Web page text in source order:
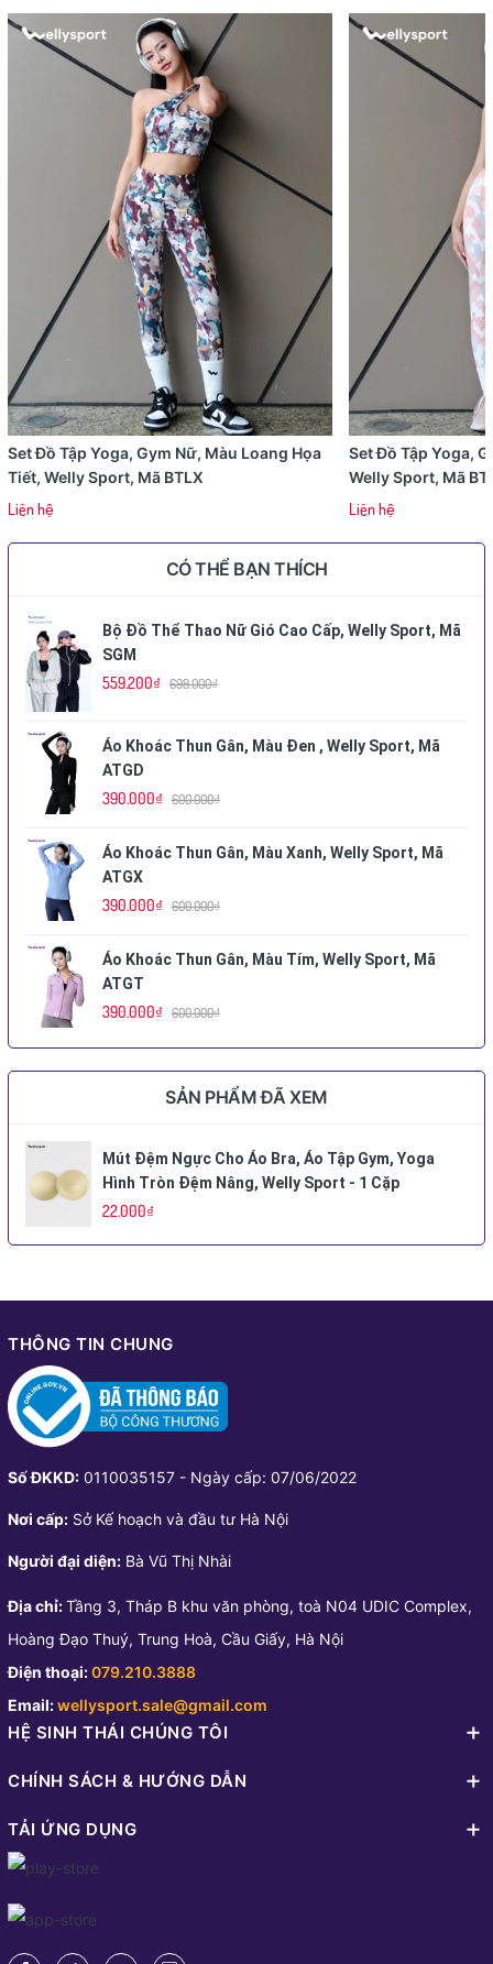
Set Đồ Tập Yoga, Gym Nữ, Màu Loang Họa
Tiết, Welly Sport, Mã BTLX
Liên hệ
Set Đồ Tập Yoga,
Welly Sport, Mã
Liên hệ
CÓ THỂ BẠN THÍCH
Bộ Đồ Thể Thao Nữ Gió Cao Cấp, Welly Sport, Mã
SGM
559.200₫ 699.000₫
Áo Khoác Thun Gân, Màu Đen , Welly Sport, Mã
ATGD
390.000₫ 600.000₫
Áo Khoác Thun Gân, Màu Xanh, Welly Sport, Mã
ATGX
390.000₫ 600.000₫
Áo Khoác Thun Gân, Màu Tím, Welly Sport, Mã
ATGT
390.000₫ 600.000₫
SẢN PHẨM ĐÃ XEM
Mút Đệm Ngực Cho Áo Bra, Áo Tập Gym, Yoga
Hình Tròn Đệm Nâng, Welly Sport - 1 Cặp
22.000₫
THÔNG TIN CHUNG
Số ĐKKD: 0110035157 - Ngày cấp: 07/06/2022
Nơi cấp: Sở Kế hoạch và đầu tư Hà Nội
Người đại diện: Bà Vũ Thị Nhài
Địa chỉ:Tầng 3, Tháp B khu văn phòng, toà N04 UDIC Complex,
Hoàng Đạo Thuý, Trung Hoà, Cầu Giấy, Hà Nội
Điện thoại:079.210.3888
Email:wellysport.sale@gmail.com
HỆ SINH THÁI CHÚNG TÔI
CHÍNH SÁCH & HƯỚNG DẪN
TẢI ỨNG DỤNG